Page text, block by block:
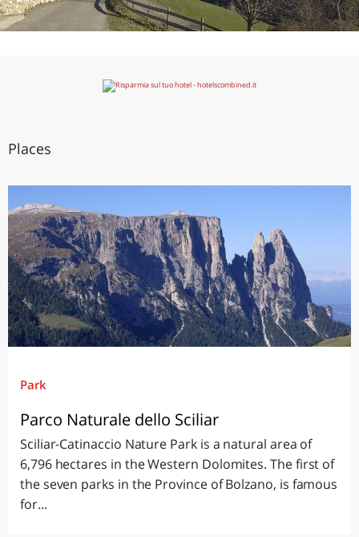
Places
Park
Parco Naturale dello Sciliar
Sciliar-Catinaccio Nature Park is a natural area of
6,796 hectares in the Western Dolomites. The first of
the seven parks in the Province of Bolzano, is famous
for...